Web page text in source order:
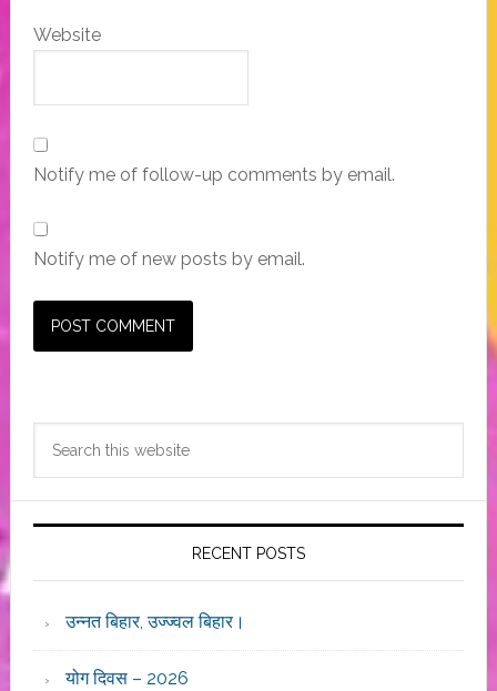
Website
Notify me of follow-up comments by email.
Notify me of new posts by email.
Primary
Sidebar
RECENT POSTS
उन्नत बिहार, उज्ज्वल बिहार।
योग दिवस – 2026